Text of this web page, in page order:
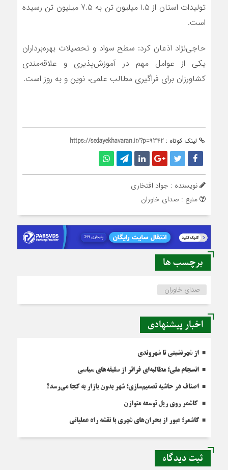
تولیدات استان از 1.5 میلیون تن به 7.5 میلیون تن رسیده
است.
حاجی‌نژاد اذعان کرد: سطح سواد و تحصیلات بهره‌برداران
یکی از عوامل مهم در آموزش‌پذیری و علاقه‌مندی
کشاورزان برای فراگیری مطالب علمی، نوین و به روز است.
لینک کوتاه : https://sedayekhavaran.ir/?p=9342
نویسنده : جواد افتخاری
منبع : صدای خاوران
برچسب ها
صدای خاوران
اخبار پیشنهادی
از شهرنشینی تا شهروندی
انسجام ملی؛ مطالبه‌ای فراتر از سلیقه‌های سیاسی
اصناف در حاشیه تصمیم‌سازی؛ شهر بدون بازار به کجا می‌رسد؟
کاشمر روی ریل توسعه متوازن
کاشمر؛ عبور از بحران‌های شهری با نقشه راه عملیاتی
ثبت دیدگاه